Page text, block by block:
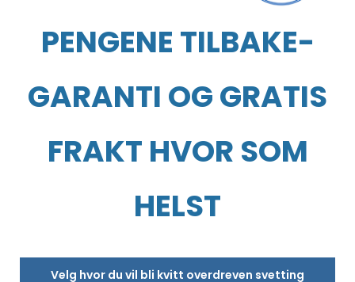
PENGENE TILBAKE-
GARANTI OG GRATIS
FRAKT HVOR SOM
HELST
Velg hvor du vil bli kvitt overdreven svetting